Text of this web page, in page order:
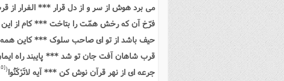
مى برد هوش از سر و از دل قرار *** الفرار از
فرّخ آن که رخش همّت را بتاخت *** کام از این
حیف باشد از تو اى صاحب سلوک *** کاین همه
قرب شاهان آفت جان تو شد *** پایبند راه
جرعه اى از نهر قرآن نوش کن *** آیه لاتَرْکَنُوا(
[10]